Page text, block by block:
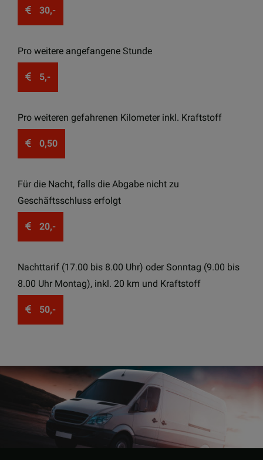
30,-
Pro weitere angefangene Stunde
5,-
Pro weiteren gefahrenen Kilometer inkl. Kraftstoff
0,50
Für die Nacht, falls die Abgabe nicht zu
Geschäftsschluss erfolgt
20,-
Nachttarif (17.00 bis 8.00 Uhr) oder Sonntag (9.00 bis
8.00 Uhr Montag), inkl. 20 km und Kraftstoff
50,-